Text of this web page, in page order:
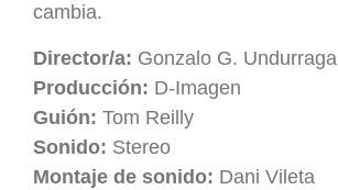
cambia.
Director/a: Gonzalo G. Undurraga
Producción: D-Imagen
Guión: Tom Reilly
Sonido: Stereo
Montaje de sonido: Dani Vileta